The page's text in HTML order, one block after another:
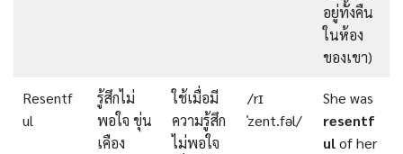
อยู่ทั้งคืน
ในห้อง
ของเขา)
Resentf
ul
รู้สึกไม่
พอใจ ขุ่น
เคือง
ใช้เมื่อมี
ความรู้สึก
ไม่พอใจ
/rɪ
ˈzent.fəl/
She was
resentf
ulof her